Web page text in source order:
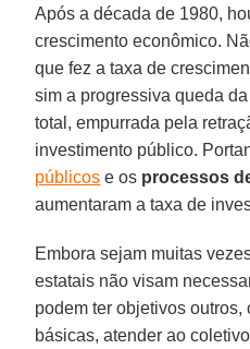
Após a década de 1980,
crescimento econômico.
que fez a taxa de
sim a progressiva queda
total, empurrada pela
investimento público.
públicos e os processos
aumentaram a taxa de
Embora sejam muitas
estatais não visam
podem ter objetivos
básicas, atender ao